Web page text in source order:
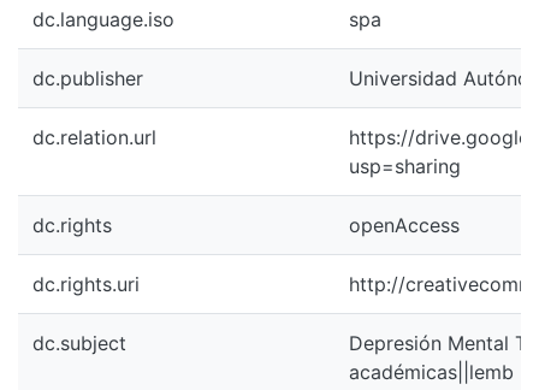
dc.language.iso spa
dc.publisher Universidad
dc.relation.url
https://
usp=sharing
dc.rights openAccess
dc.rights.uri http://
dc.subject
Depresión Mental
académicas||lemb